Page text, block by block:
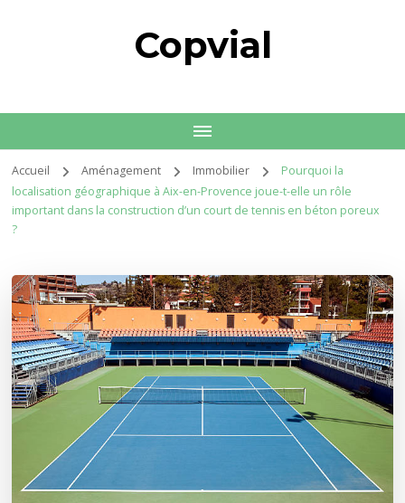
Copvial
Accueil Aménagement Immobilier
Pourquoi la
localisation géographique à Aix-en-Provence joue-t-elle un rôle
important dans la construction d’un court de tennis en béton poreux
?